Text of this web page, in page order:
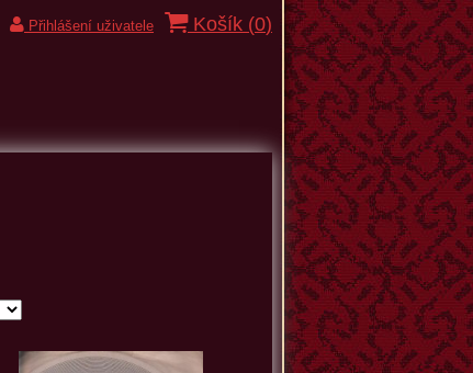
Přihlášení uživatele Košík (0)